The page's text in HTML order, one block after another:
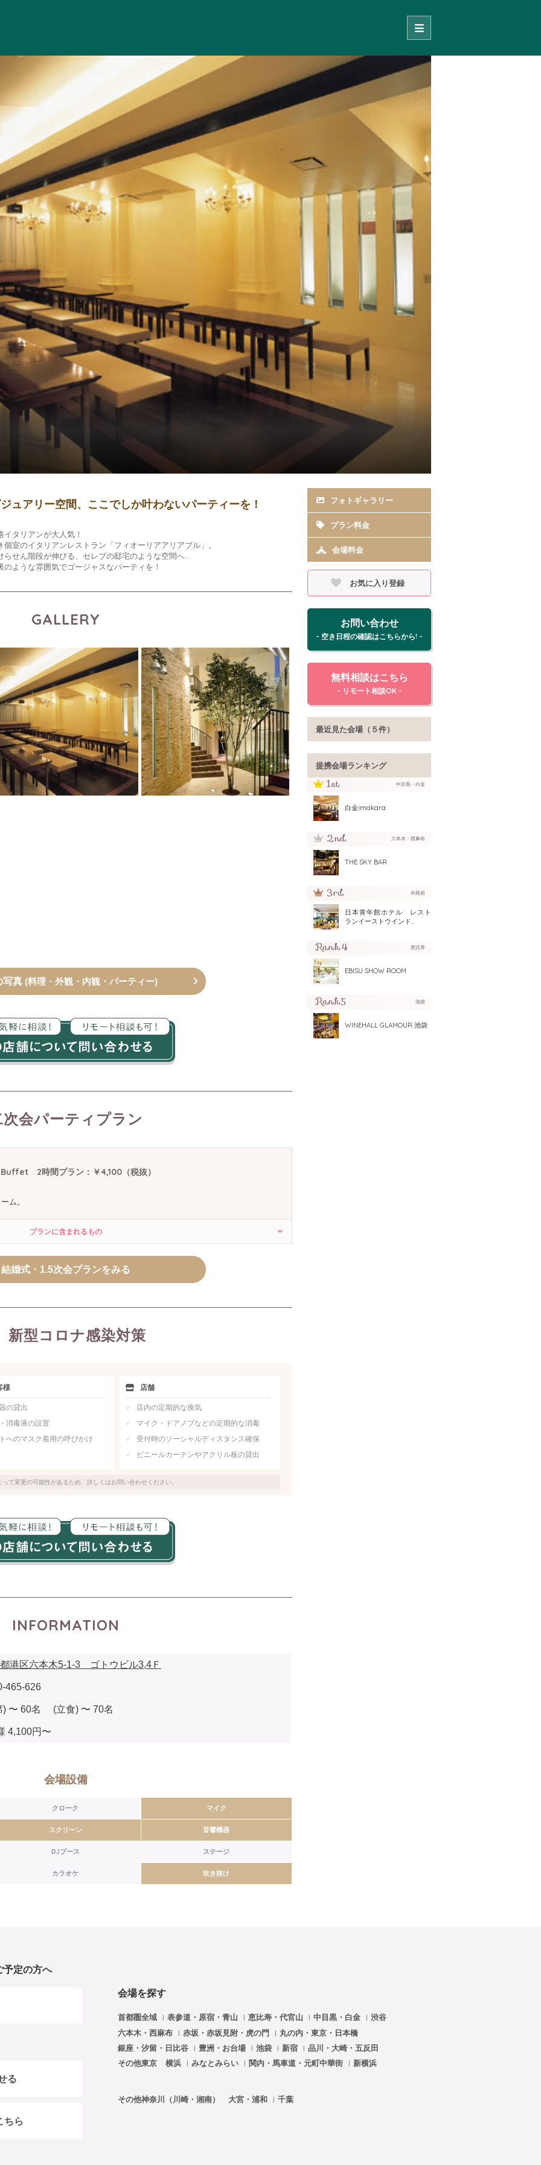
フォトギャラリー
プラン料金
会場料金
お気に入り登録
お問い合わせ
- 空き日程の確認はこちらから! -
無料相談はこちら
- リモート相談OK -
最近見た会場（５件）
提携会場ランキング
中目黒・白金
白金imakara
六本木・西麻布
THE SKY BAR
外苑前
日本青年館ホテル レスト
ランイーストウインド...
恵比寿
EBISU SHOW ROOM
池袋
WINEHALL GLAMOUR 池袋
ュアリー空間、ここでしか叶わないパーティーを！
タリアンが大人気！
室のイタリアンレストラン「フィオーリアアリアブル」。
せん階段が伸びる、セレブの邸宅のような空間へ…
ような雰囲気でゴージャスなパーティを！
GALLERY
写真 (料理・外観・内観・パーティー)
次会パーティプラン
2時間プラン：￥4,100（税抜）
ム。
プランに含まれるもの
結婚式・1.5次会プランをみる
新型コロナ感染対策
様
の貸出
消毒液の設置
へのマスク着用の呼びかけ
店舗
店内の定期的な換気
マイク・ドアノブなどの定期的な消毒
受付時のソーシャルディスタンス確保
ビニールカーテンやアクリル板の貸出
て変更の可能性があるため、詳しくはお問い合わせください。
INFORMATION
港区六本木5-1-3 ゴトウビル3,4Ｆ
465-626
) 〜 60名 (立食) 〜 70名
4,100円〜
会場設備
クローク マイク
スクリーン 音響機器
DJブース ステージ
カラオケ 吹き抜け
予定の方へ
る
ちら
会場を探す
首都圏全域 表参道・原宿・青山 恵比寿・代官山 中目黒・白金
渋谷
六本木・西麻布
赤坂・赤坂見附・虎の門
丸の内・東京・日本橋
銀座・汐留・日比谷
豊洲・お台場 池袋 新宿
品川・大崎・五反田
その他東京
横浜 みなとみらい 関内・馬車道・元町中華街 新横浜
その他神奈川（川崎・湘南） 大宮・浦和 千葉